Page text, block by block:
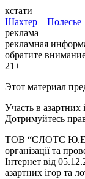
кстати
Шахтер – Полесье
реклама
рекламная
обратите
21+
Этот материал
Участь в азартних
Дотримуйтесь
ТОВ “СЛОТС
організації та
Інтернет від
азартних ігор та